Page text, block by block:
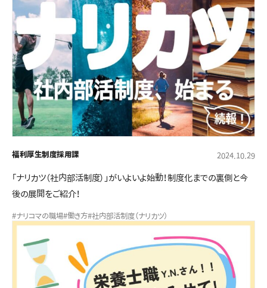
福利厚生制度採用課 2024.10.29
「ナリカツ（社内部活制度）」がいよいよ始動！制度化までの裏側と今
後の展開をご紹介！
#ナリコマの職場#働き方#社内部活制度（ナリカツ）